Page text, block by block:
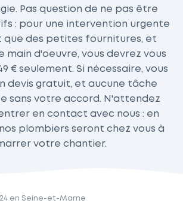
Pas question de ne pas être
: pour une intervention urgente
que des petites fournitures, et
main d'oeuvre, vous devrez vous
€ seulement. Si nécessaire, vous
devis gratuit, et aucune tâche
sans votre accord. N'attendez
en contact avec nous : en
plombiers seront chez vous à
votre chantier.
en Seine-et-Marne